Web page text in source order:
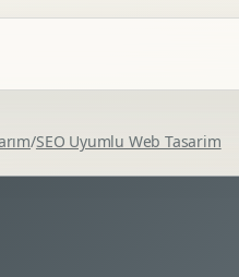
/SEO Uyumlu Web Tasarim